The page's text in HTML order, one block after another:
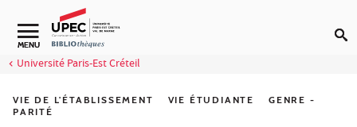
Aller au contenu
Navigation secondaire
MENU
Université Paris-Est Créteil
VIE DE L'ÉTABLISSEMENT VIE ÉTUDIANTE
GENRE -
PARITÉ